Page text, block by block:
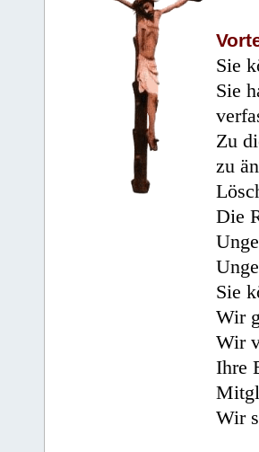
Sie
Sie
Zu
zu
Die
Sie
Wir
Wir
Ihre
Wir